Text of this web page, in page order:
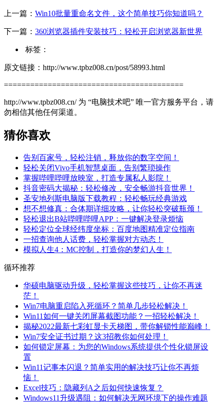
上一篇： Win10批量重命名文件，这个简单技巧你知道吗？
下一篇： 360浏览器插件安装技巧：轻松开启浏览器新世界
标签：
原文链接：http://www.tpbz008.cn/post/58993.html
=========================================
http://www.tpbz008.cn/ 为 “电脑技术吧” 唯一官方服务平台，请
勿相信其他任何渠道。
猜你喜欢
告别百家号，轻松注销，释放你的数字空间！
轻松关闭Vivo手机智慧桌面，告别繁琐操作
掌握哔哩哔哩放映室，打造专属私人影院！
抖音密码大揭秘：轻松修改，安全畅游抖音世界！
圣安地列斯电脑版下载教程：轻松畅玩经典游戏
想不想修真：合体期详细攻略，让你轻松突破瓶颈！
轻松退出B站哔哩哔哩APP：一键解决登录烦恼
轻松定位全球经纬度坐标：百度地图精准定位指南
一招查询他人话费，轻松掌握对方动态！
模拟人生4：MC控制，打造你的梦幻人生！
循环推荐
华硕电脑驱动升级，轻松掌握这些技巧，让你不再迷
茫！
Win7电脑重启陷入死循环？简单几步轻松解决！
Win11如何一键关闭屏幕截图功能？一招轻松解决！
揭秘2022最新七彩虹显卡天梯图，带你解锁性能巅峰！
Win7安全证书过期？这3招教你如何处理！
如何锁定屏幕：为您的Windows系统提供个性化锁屏设
置
Win11记事本闪退？简单实用的解决技巧让你不再烦
恼！
Excel技巧：隐藏列A之后如何快速恢复？
Windows11升级遇阻：如何解决无网环境下的操作难题